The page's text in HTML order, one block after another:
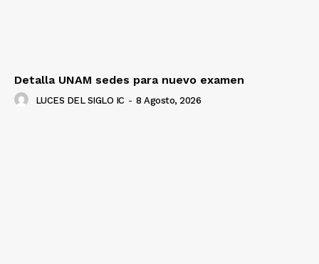
Detalla UNAM sedes para nuevo examen
LUCES DEL SIGLO IC - 8 Agosto, 2026